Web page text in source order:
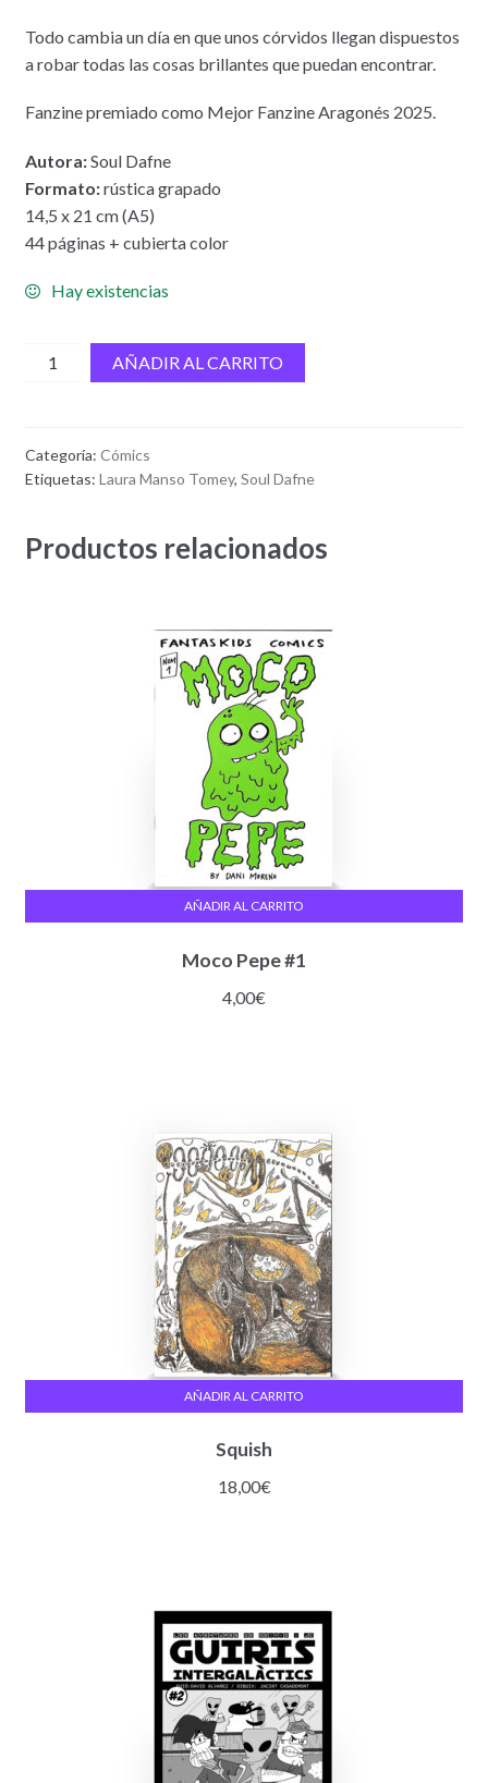
Todo cambia un día en que unos córvidos llegan dispuestos
a robar todas las cosas brillantes que puedan encontrar.
Fanzine premiado como Mejor Fanzine Aragonés 2025.
Autora:Soul Dafne
Formato:rústica grapado
14,5 x 21 cm (A5)
44 páginas + cubierta color
Hay existencias
espantapájaros
#1
AÑADIR AL CARRITO
Categoría: Cómics
Etiquetas: Laura Manso Tomey, Soul Dafne
Productos relacionados
Moco Pepe #1
4,00€
AÑADIR AL CARRITO
Squish
18,00€
AÑADIR AL CARRITO